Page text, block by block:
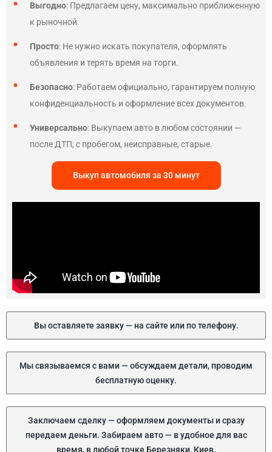
Выгодно: Предлагаем цену, максимально приближенную
к рыночной.
Просто: Не нужно искать покупателя, оформлять
объявления и терять время на торги.
Безопасно: Работаем официально, гарантируем полную
конфиденциальность и оформление всех документов.
Универсально: Выкупаем авто в любом состоянии —
после ДТП, с пробегом, неисправные, старые.
Выкуп автомобиля за 30 минут
Вы оставляете заявку — на сайте или по телефону.
Мы связываемся с вами — обсуждаем детали, проводим
бесплатную оценку.
Заключаем сделку — оформляем документы и сразу
передаем деньги. Забираем авто — в удобное для вас
время, в любой точке Березняки, Киев.